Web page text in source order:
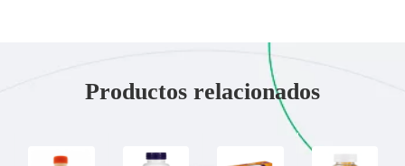
Productos relacionados